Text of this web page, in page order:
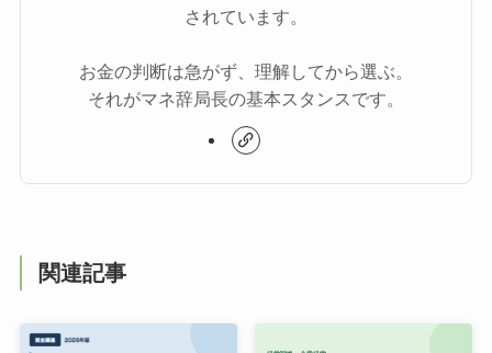
されています。
お金の判断は急がず、理解してから選ぶ。
それがマネ辞局長の基本スタンスです。
関連記事